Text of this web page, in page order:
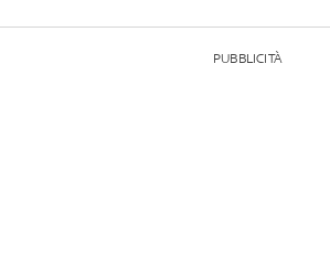
PUBBLICITÀ